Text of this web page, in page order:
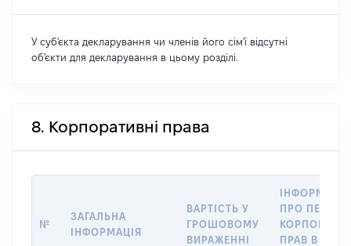
У суб'єкта декларування чи членів його сім'ї відсутні
об'єкти для декларування в цьому розділі.
8. Корпоративні права
№
ЗАГАЛЬНА
ІНФОРМАЦІЯ
ВАРТІСТЬ У
ГРОШОВОМУ
ВИРАЖЕННІ
ІНФОРМАЦІЯ
ПРО
ПРАВ В